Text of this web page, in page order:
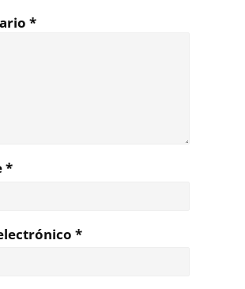
*
*
*